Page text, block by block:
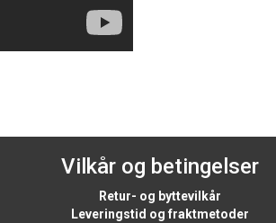
Vilkår og betingelser
Retur- og byttevilkår
Leveringstid og fraktmetoder